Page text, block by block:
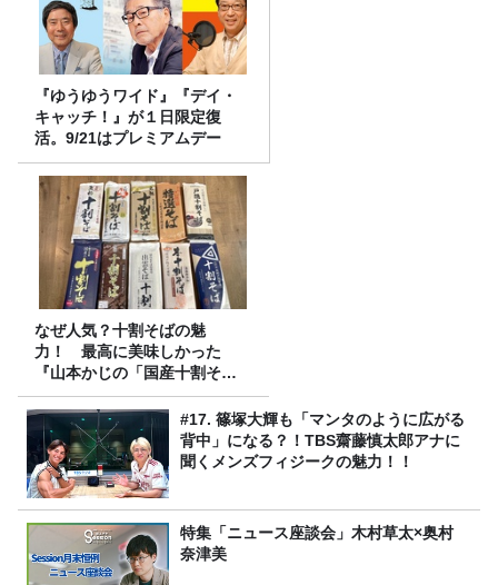
『ゆうゆうワイド』『デイ・
キャッチ！』が１日限定復
活。9/21はプレミアムデー
なぜ人気？十割そばの魅
力！ 最高に美味しかった
『山本かじの「国産十割そ
ば」』とは？【十割そば10種
食べ比べ】
#17. 篠塚大輝も「マンタのように広がる
背中」になる？！TBS齋藤慎太郎アナに
聞くメンズフィジークの魅力！！
特集「ニュース座談会」木村草太×奥村
奈津美